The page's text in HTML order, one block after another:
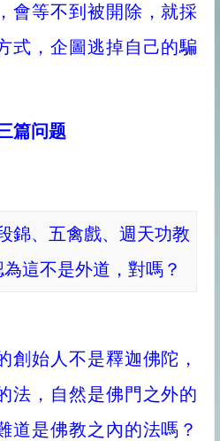
會等不到被開除，就採
式，企圖逃掉自己的騙
篇问题
錦、五禽戲、週天功教
這不是外道，對嗎？
創始人不是釋迦佛陀，
法，自然是佛門之外的
道是佛教之內的法嗎？